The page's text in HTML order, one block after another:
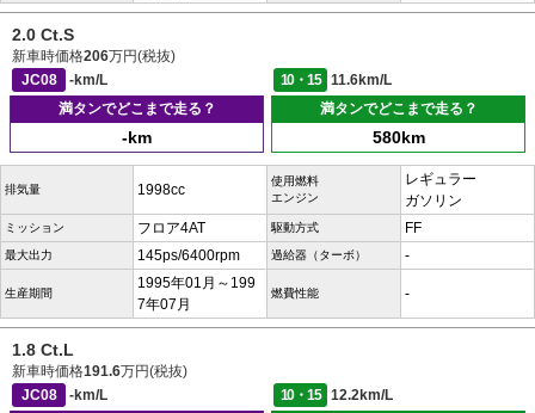
2.0 Ct.S
新車時価格206万円(税抜)
JC08
-km/L 10・15
11.6km/L
満タンでどこまで走る？
-km
満タンでどこまで走る？
580km
排気量 1998cc
使用燃料
エンジン
レギュラー
ガソリン
ミッション フロア4AT 駆動方式 FF
最大出力 145ps/6400rpm 過給器（ターボ） -
生産期間
1995年01月～199
7年07月
燃費性能 -
1.8 Ct.L
新車時価格191.6万円(税抜)
JC08
-km/L 10・15
12.2km/L